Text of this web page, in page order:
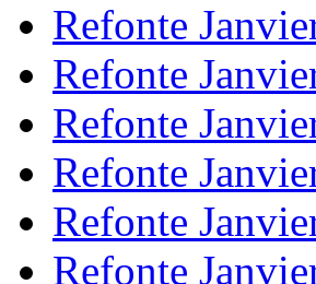
Refonte
Refonte
Refonte
Refonte
Refonte
Refonte